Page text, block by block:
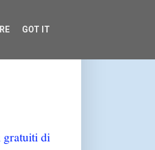
gratuiti di
GOT IT